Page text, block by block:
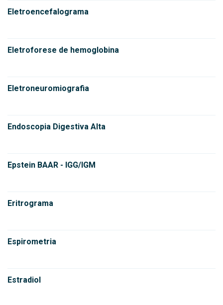
Eletroencefalograma
Eletroforese de hemoglobina
Eletroneuromiografia
Endoscopia Digestiva Alta
Epstein BAAR - IGG/IGM
Eritrograma
Espirometria
Estradiol